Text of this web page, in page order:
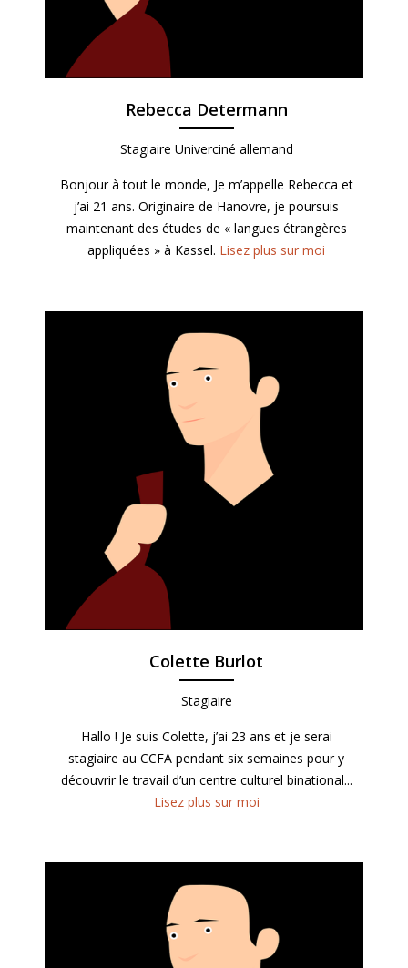
Rebecca Determann
Stagiaire Univerciné allemand
Bonjour à tout le monde, Je m’appelle Rebecca et
j’ai 21 ans. Originaire de Hanovre, je poursuis
maintenant des études de « langues étrangères
appliquées » à Kassel. Lisez plus sur moi
Colette Burlot
Stagiaire
Hallo ! Je suis Colette, j’ai 23 ans et je serai
stagiaire au CCFA pendant six semaines pour y
découvrir le travail d’un centre culturel binational...
Lisez plus sur moi